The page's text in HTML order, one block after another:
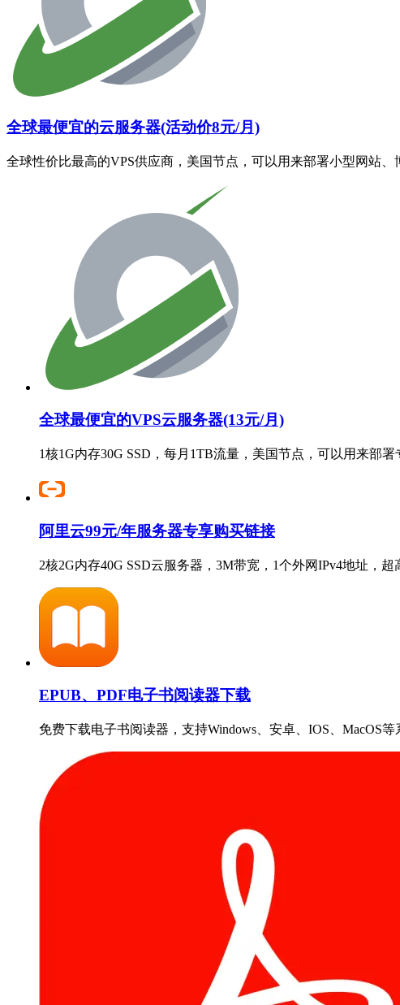
全球最便宜的云服务器(活动价8元/月)
全球性价比最高的VPS供应商，美国节点，可以用来部署小型网站
全球最便宜的VPS云服务器(13元/月)
1核1G内存30G SSD，每月1TB流量，美国节点，可以用来部署
阿里云99元/年服务器专享购买链接
2核2G内存40G SSD云服务器，3M带宽，1个外网IPv4地址，超
EPUB、PDF电子书阅读器下载
免费下载电子书阅读器，支持Windows、安卓、IOS、MacOS等